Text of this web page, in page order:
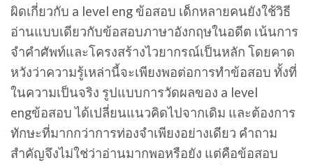
ผิดเกี่ยวกับ a level eng ข้อสอบ เด็กหลายคนยังใช้วิธี
อ่านแบบเดียวกับข้อสอบภาษาอังกฤษในอดีต เน้นการ
จำคำศัพท์และโครงสร้างไวยากรณ์เป็นหลัก โดยคาด
หวังว่าความรู้เหล่านี้จะเพียงพอต่อการทำข้อสอบ ทั้งที่
ในความเป็นจริง รูปแบบการวัดผลของ a level
engข้อสอบ ได้เปลี่ยนแนวคิดไปจากเดิม และต้องการ
ทักษะที่มากกว่าการท่องจำเพียงอย่างเดียว คำถาม
สำคัญจึงไม่ใช่ว่าอ่านมากพอหรือยัง แต่คือข้อสอบ